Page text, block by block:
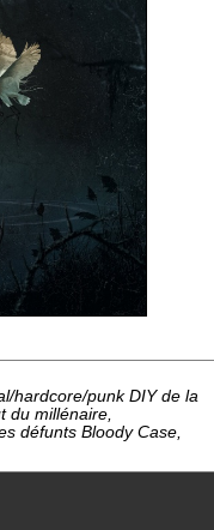
hardcore/punk DIY de la
du millénaire,
défunts Bloody Case,